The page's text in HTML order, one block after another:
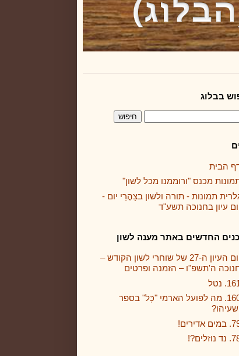
בבלוג
הבית
מכנס "ורוממנו מכל לשון"
תמונות - תורה ולשון בצָהֳרֵי יום -
עיון בחנוכה תשע"ד
החדשים באתר מענה לשון
יום העיון ה-27 של שוחרי לשון הקודש –
ה'תשפ"ו – הזמנה ופרטים
נטל
160. מה לפועל הארמי "כָּל" בספר
אדירים!
נוזלים?!